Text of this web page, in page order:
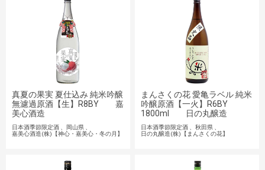
真夏の果実 夏仕込み 純米吟醸
無濾過原酒【生】R8BY 嘉
美心酒造
日本酒季節限定酒
岡山県
嘉美心酒造(株)【神心・嘉美心・冬の月】
まんさくの花 愛亀ラベル 純米
吟醸原酒【一火】R6BY
1800ml 日の丸醸造
日本酒季節限定酒
秋田県
日の丸醸造(株)【まんさくの花】